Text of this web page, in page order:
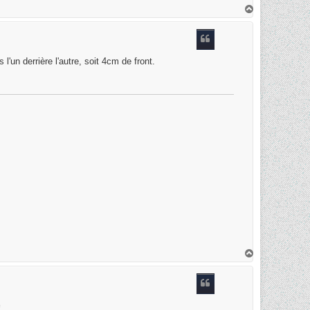
H
derrière l'autre, soit 4cm de front.
H